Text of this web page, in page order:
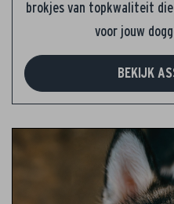
brokjes van topkwaliteit
voor jouw
BEKIJK